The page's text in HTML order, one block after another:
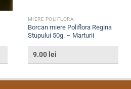
MIERE POLIFLORA
Borcan miere Poliflora Regina
Stupului 50g. – Marturii
9.00 lei